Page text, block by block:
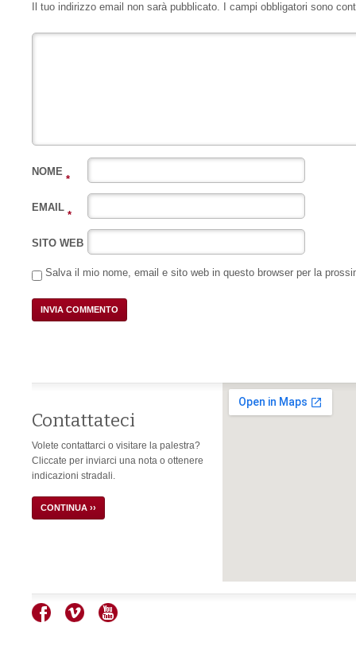
Il tuo indirizzo email non sarà pubblicato. I campi obbligatori sono
NOME
*
EMAIL
*
SITO WEB
Salva il mio nome, email e sito web in questo browser per la
Contattateci
Volete contattarci o visitare la palestra?
Cliccate per inviarci una nota o ottenere
indicazioni stradali.
CONTINUA ››